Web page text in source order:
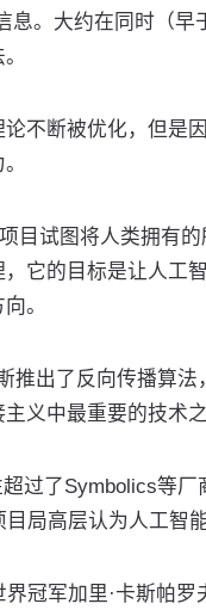
息。大约在同时（
不断被优化，但是
目试图将人类拥有
它的目标是让人工
。
推出了反向传播算
义中最重要的技术之
过了Symbolics等
局高层认为人工智能
冠军加里·卡斯帕